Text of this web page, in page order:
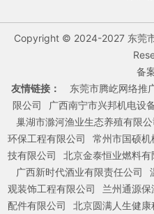
Copyright © 2024-2027 东莞
备
友情链接：
东莞市腾屹网络推
限公司
广西南宁市兴邦机电设
巢湖市滁河渔业生态养殖有限公
环保工程有限公司
常州市国硕机
技有限公司
北京金泰恒业燃料有
广西新时代酒业有限责任公司
观装饰工程有限公司
兰州通源保
配件有限公司
北京圆满人生健